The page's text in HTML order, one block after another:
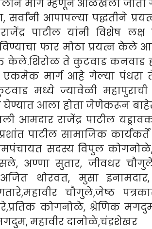
मार्ग म्हणून ओळखला जातो
सर्वांनी आपापल्या पद्धतीने
पाटील यांनी विशेष लक्ष
फार मोठा प्रयत्न केले
केले.शिरोळ ते कुटवाड कनवाड
एकमेक मार्ग आहे गेल्या पंधरा
मध्ये ज्यावेळी
घेण्यात आला होता जेणेकरून
आमदार राजेंद्र पाटील
पाटील सामाजिक
सदस्य विपुल
अण्णा सुतार, जीवधर
थोरवत, मुसा इनामदार,
चौगुले,जेष्ठ
कोगनोळे, श्रेणिक
महावीर दानोळे,चंद्रशेखर